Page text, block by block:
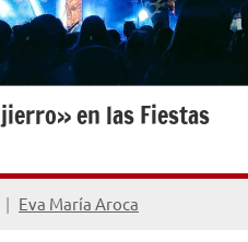
en las Fiestas
Eva María Aroca